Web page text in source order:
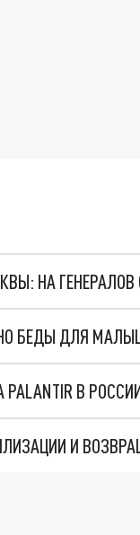
НА
БЕДЫ ДЛЯ